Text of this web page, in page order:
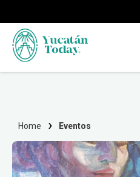
Home Eventos